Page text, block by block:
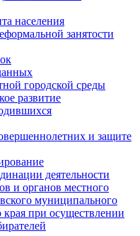
населения
занятости
городской среды
развитие
и защите
деятельности
и органов местного
муниципального
края при осуществлении